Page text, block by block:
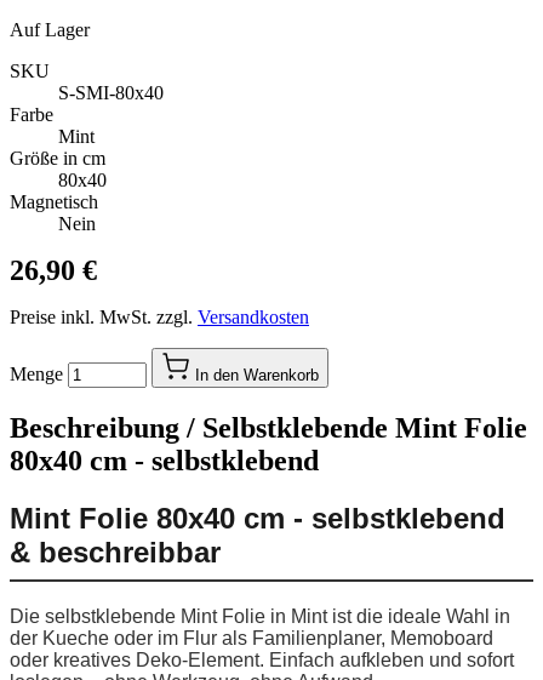
Auf Lager
SKU
S-SMI-80x40
Farbe
Mint
Größe in cm
80x40
Magnetisch
Nein
26,90 €
Preise inkl. MwSt. zzgl. Versandkosten
Menge In den Warenkorb
Beschreibung / Selbstklebende Mint Folie
80x40 cm - selbstklebend
Mint Folie 80x40 cm - selbstklebend
& beschreibbar
Die selbstklebende Mint Folie in Mint ist die ideale Wahl in
der Kueche oder im Flur als Familienplaner, Memoboard
oder kreatives Deko-Element. Einfach aufkleben und sofort